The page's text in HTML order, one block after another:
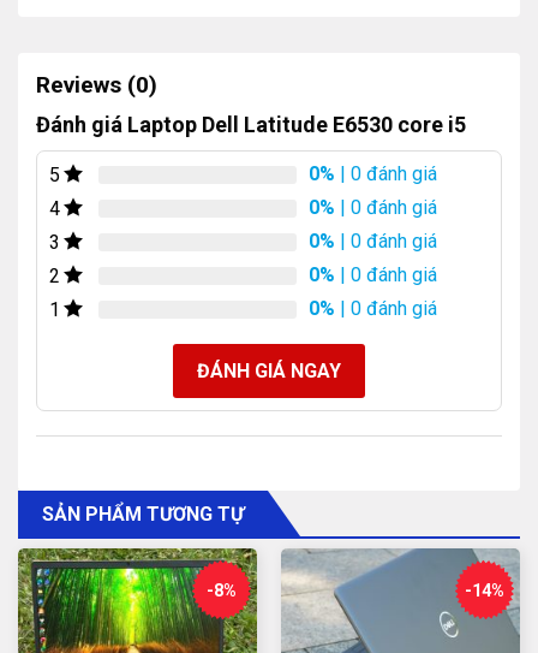
Laptop Dell Latitude E6530, mẫu laptop doanh nhân bền
bỉ, hiệu năng cao.
Dell E6530 có ngoại hình thiết kế sang trọng, khung máy
làm bằng kim loại cứng cáp. Đảm bảo sự chắc chắn ổn
định khi di chuyển.
thế hệ 3, ram 4GB, ổ cứng SSD 120GB.
Reviews (0)
Đánh giá Laptop Dell Latitude E6530 core i5
5 0% | 0 đánh giá
4
0% | 0 đánh giá
3
0% | 0 đánh giá
2
0% | 0 đánh giá
1
0% | 0 đánh giá
ĐÁNH GIÁ NGAY
SẢN PHẨM TƯƠNG TỰ
-8% -14%